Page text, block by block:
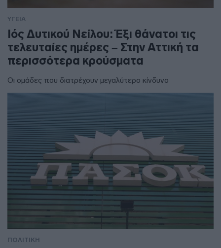
ΥΓΕΙΑ
Ιός Δυτικού Νείλου: Έξι θάνατοι τις
τελευταίες ημέρες – Στην Αττική τα
περισσότερα κρούσματα
Οι ομάδες που διατρέχουν μεγαλύτερο κίνδυνο
ΠΟΛΙΤΙΚΗ